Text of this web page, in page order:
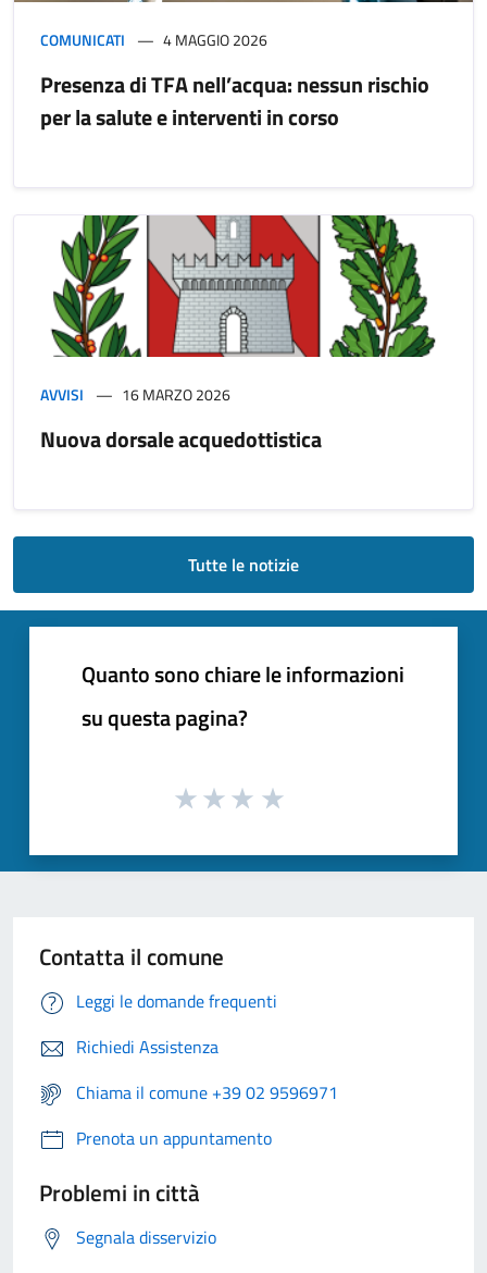
COMUNICATI 4 MAGGIO 2026
Presenza di TFA nell’acqua: nessun rischio
per la salute e interventi in corso
AVVISI 16 MARZO 2026
Nuova dorsale acquedottistica
Tutte le notizie
Quanto sono chiare le informazioni
su questa pagina?
Contatta il comune
Leggi le domande frequenti
Richiedi Assistenza
Chiama il comune +39 02 9596971
Prenota un appuntamento
Problemi in città
Segnala disservizio